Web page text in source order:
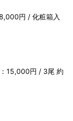
円 / 化粧箱入
15,000円 / 3尾 約